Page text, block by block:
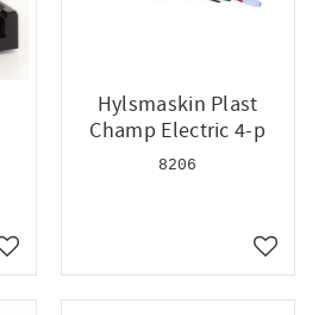
Lägg till i favoriter
Hylsmaskin Plast
Champ Electric 4-p
8206
Lägg